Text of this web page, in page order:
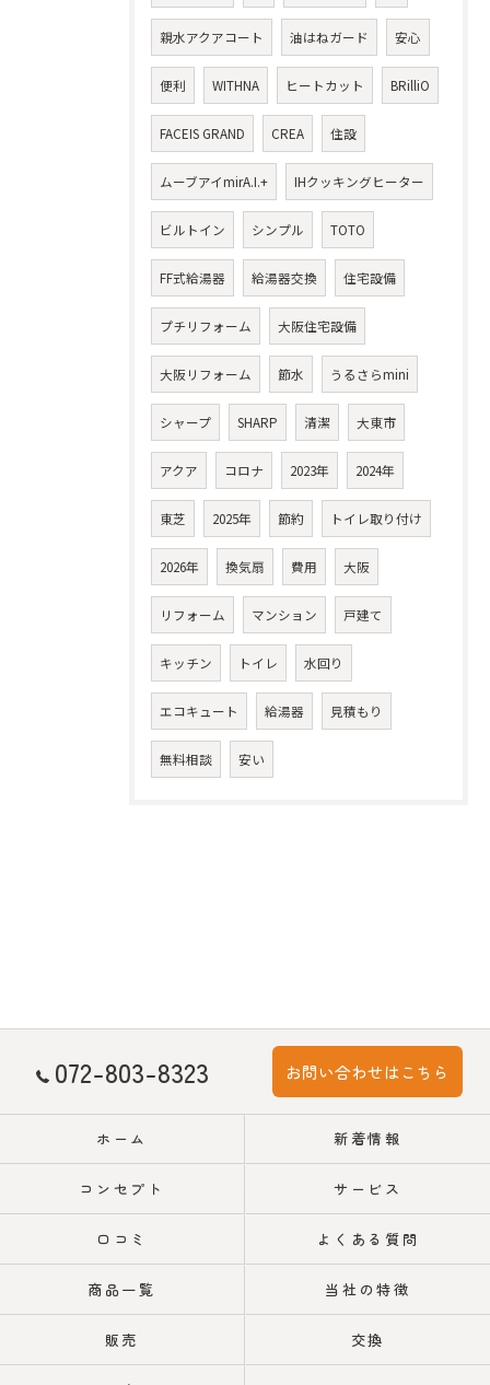
親水アクアコート 油はねガード 安心
便利 WITHNA ヒートカット BRilliO
FACEIS GRAND CREA 住設
ムーブアイmirA.I.+ IHクッキングヒーター
ビルトイン シンプル TOTO
FF式給湯器 給湯器交換 住宅設備
プチリフォーム 大阪住宅設備
大阪リフォーム 節水 うるさらmini
シャープ SHARP 清潔 大東市
アクア コロナ 2023年 2024年
東芝 2025年 節約 トイレ取り付け
2026年 換気扇 費用 大阪
リフォーム マンション 戸建て
キッチン トイレ 水回り
エコキュート 給湯器 見積もり
無料相談 安い
072-803-8323 お問い合わせはこちら
ホーム 新着情報
コンセプト サービス
口コミ よくある質問
商品一覧 当社の特徴
販売 交換